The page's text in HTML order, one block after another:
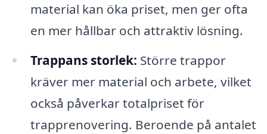
material kan öka priset, men ger ofta
en mer hållbar och attraktiv lösning.
Trappans storlek: Större trappor
kräver mer material och arbete, vilket
också påverkar totalpriset för
trapprenovering. Beroende på antalet